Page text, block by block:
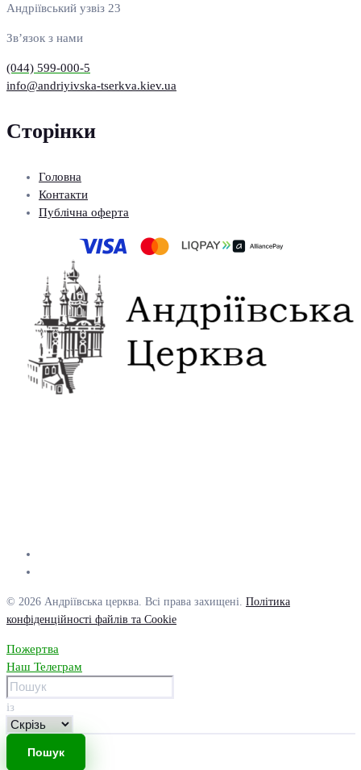
Андріївський узвіз 23
Зв’язок з нами
(044) 599-000-5
info@andriyivska-tserkva.kiev.ua
Сторінки
Головна
Контакти
Публічна оферта
© 2026 Андріївська церква. Всі права захищені. Політика
конфіденційності файлів та Cookie
Пожертва
Наш Телеграм
із